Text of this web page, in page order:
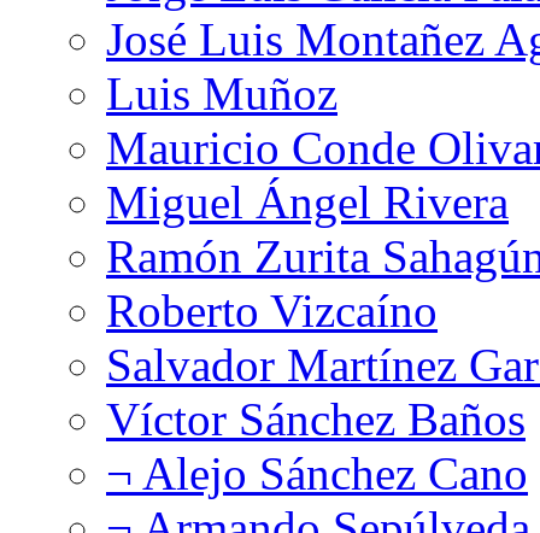
José Luis Montañez
Luis Muñoz
Mauricio Conde
Miguel Ángel Rivera
Ramón Zurita
Roberto Vizcaíno
Salvador Martínez
Víctor Sánchez Baños
¬ Alejo Sánchez Cano